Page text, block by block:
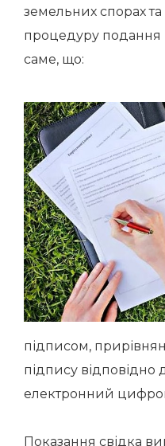
земельних спорах
процедуру подання
саме, що:
підписом,
підпису відповідно
електронний
Показання свідка